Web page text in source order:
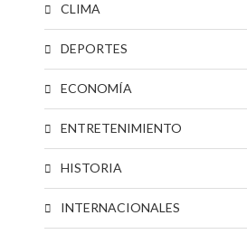
CLIMA
DEPORTES
ECONOMÍA
ENTRETENIMIENTO
HISTORIA
INTERNACIONALES